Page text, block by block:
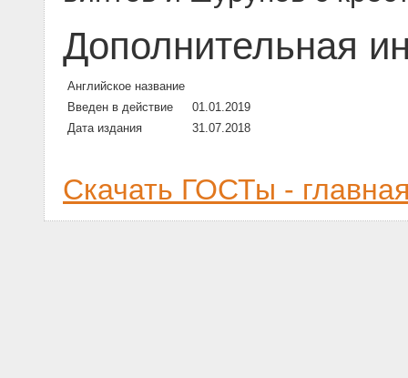
Дополнительная
Английское название
Введен в действие
01.01.2019
Дата издания
31.07.2018
Скачать ГОСТы -